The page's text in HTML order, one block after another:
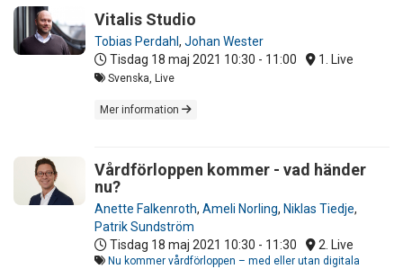
Vitalis Studio
Tobias Perdahl , Johan Wester
Tisdag 18 maj 2021 10:30 - 11:00 1. Live
Svenska, Live
Mer information
Vårdförloppen kommer - vad händer
nu?
Anette Falkenroth, Ameli Norling, Niklas Tiedje,
Patrik Sundström
Tisdag 18 maj 2021 10:30 - 11:30 2. Live
Nu kommer vårdförloppen – med eller utan digitala